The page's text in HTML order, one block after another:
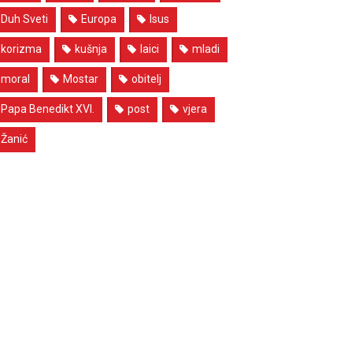
Duh Sveti Europa Isus
korizma kušnja laici mladi
moral Mostar obitelj
Papa Benedikt XVI. post vjera
Žanić